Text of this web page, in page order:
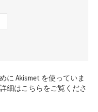
に Akismet を使っていま
細はこちらをご覧くださ